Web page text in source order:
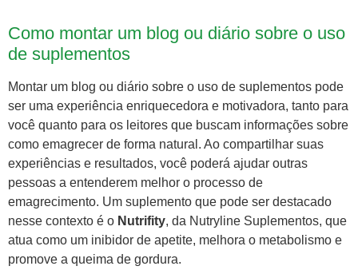
Como montar um blog ou diário sobre o uso
de suplementos
Montar um blog ou diário sobre o uso de suplementos pode
ser uma experiência enriquecedora e motivadora, tanto para
você quanto para os leitores que buscam informações sobre
como emagrecer de forma natural. Ao compartilhar suas
experiências e resultados, você poderá ajudar outras
pessoas a entenderem melhor o processo de
emagrecimento. Um suplemento que pode ser destacado
nesse contexto é o Nutrifity, da Nutryline Suplementos, que
atua como um inibidor de apetite, melhora o metabolismo e
promove a queima de gordura.